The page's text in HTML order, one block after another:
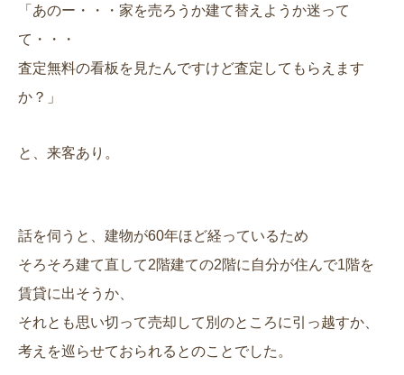
「あのー・・・家を売ろうか建て替えようか迷って
て・・・
査定無料の看板を見たんですけど査定してもらえます
か？」
と、来客あり。
話を伺うと、建物が60年ほど経っているため
そろそろ建て直して2階建ての2階に自分が住んで1階を
賃貸に出そうか、
それとも思い切って売却して別のところに引っ越すか、
考えを巡らせておられるとのことでした。